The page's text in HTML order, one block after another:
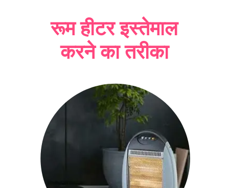
रूम हीटर इस्तेमाल
करने का तरीका